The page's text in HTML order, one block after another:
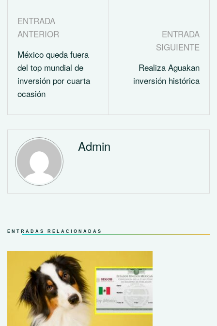
ENTRADA
ANTERIOR
México queda fuera
del top mundial de
inversión por cuarta
ocasión
ENTRADA
SIGUIENTE
Realiza Aguakan
inversión histórica
Admin
ENTRADAS RELACIONADAS